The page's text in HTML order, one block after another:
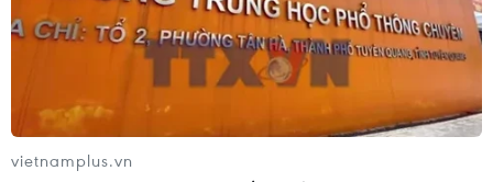
vietnamplus.vn